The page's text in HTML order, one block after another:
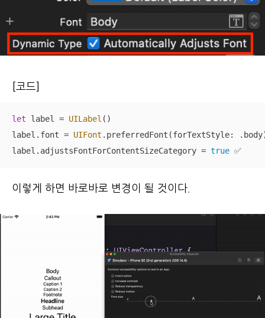
[코드]
let label = UILabel ()
label.font = UIFont .preferredFont(forTextStyle:
label.adjustsFontForContentSizeCategory = true ✅
이렇게 하면 바로바로 변경이 될 것이다.